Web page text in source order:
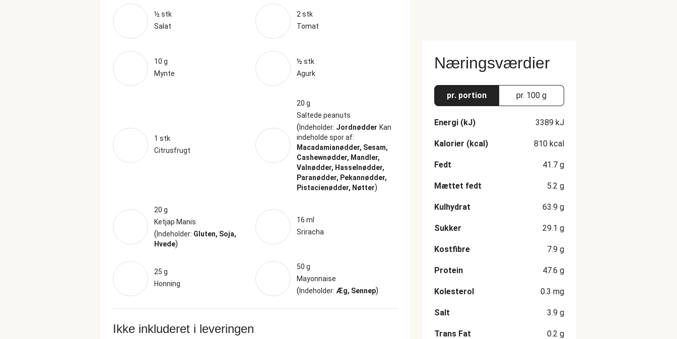
½ stk
Salat
2 stk
Tomat
10 g
Mynte
½ stk
Agurk
1 stk
Citrusfrugt
20 g
Saltede peanuts
(Indeholder: Jordnødder Kan
indeholde spor af:
Macadamianødder, Sesam,
Cashewnødder, Mandler,
Valnødder, Hasselnødder,
Paranødder, Pekannødder,
Pistacienødder, Nøtter)
20 g
Ketjap Manis
(Indeholder: Gluten, Soja,
Hvede)
16 ml
Sriracha
25 g
Honning
50 g
Mayonnaise
(Indeholder: Æg, Sennep)
Ikke inkluderet i leveringen
Næringsværdier
pr. portion pr. 100 g
Energi (kJ) 3389 kJ
Kalorier (kcal) 810 kcal
Fedt 41.7 g
Mættet fedt 5.2 g
Kulhydrat 63.9 g
Sukker 29.1 g
Kostfibre 7.9 g
Protein 47.6 g
Kolesterol 0.3 mg
Salt 3.9 g
Trans Fat 0.2 g